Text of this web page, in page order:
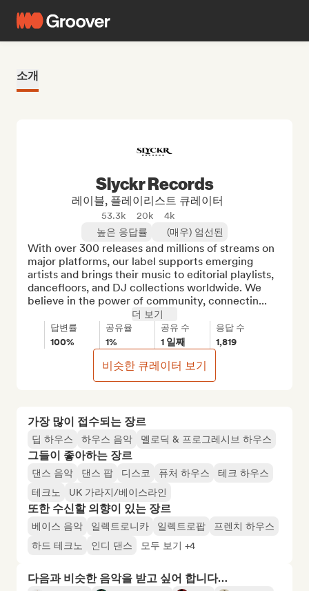
소개
가장 많이 접수되는 장르
딥 하우스 하우스 음악 멜로딕 & 프로그레시브 하우스
그들이 좋아하는 장르
댄스 음악 댄스 팝 디스코 퓨처 하우스
테크 하우스
테크노
UK 가라지/베이스라인
또한 수신할 의향이 있는 장르
베이스 음악 일렉트로니카 일렉트로팝
프렌치 하우스
하드 테크노
인디 댄스 모두 보기 +4
다음과 비슷한 음악을 받고 싶어 합니다…
Slyckr Records
레이블, 플레이리스트 큐레이터
53.3k 20k
4k
높은 응답률
(매우) 엄선된
With over 300 releases and millions of streams on
major platforms, our label supports emerging
artists and brings their music to editorial playlists,
dancefloors, and DJ collections worldwide. We
believe in the power of community, connectin...
더 보기
답변률
100%
공유율
1%
공유 수
1 일째
응답 수
1,819
비슷한 큐레이터 보기